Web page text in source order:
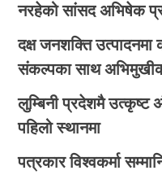
नरहेको सांसद अभिषेक
दक्ष जनशक्ति
संकल्पका साथ
लुम्बिनी प्रदेशमै उत्कृष्ट
पहिलो स्थानमा
पत्रकार विश्वकर्मा